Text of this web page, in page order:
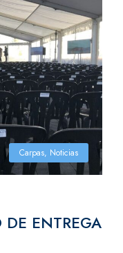
Carpas, Noticias
DE ENTREGA